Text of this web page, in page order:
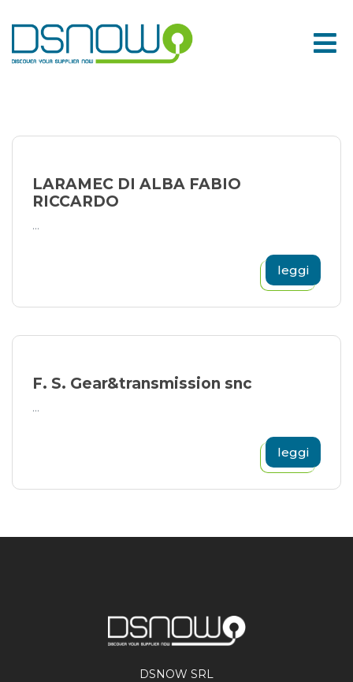
to
content
LARAMEC DI ALBA FABIO
RICCARDO
...
leggi
F. S. Gear&transmission snc
...
leggi
DSNOW SRL